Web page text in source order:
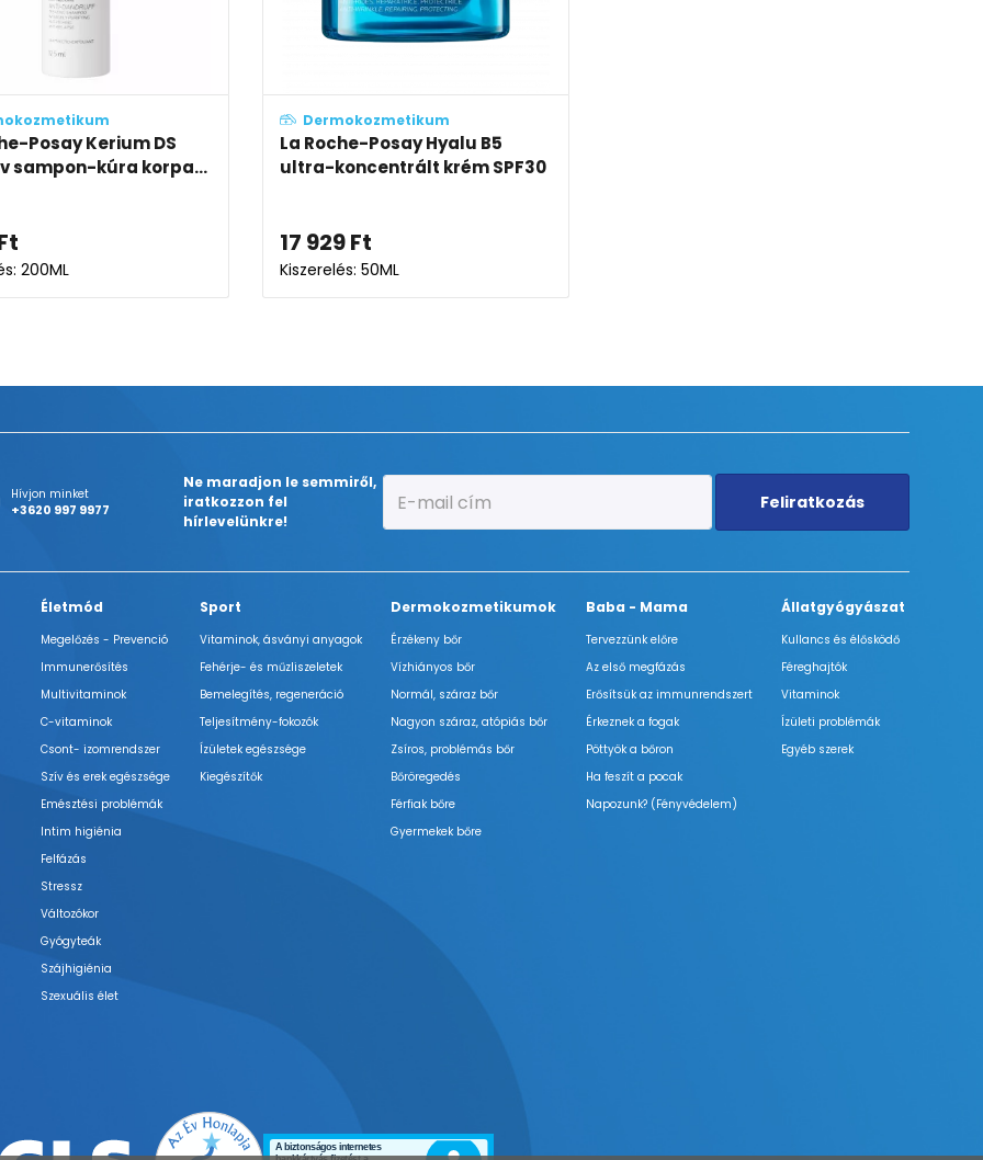
Posay Kerium DS
sampon-kúra korpa...
200ML
Dermokozmetikum
La Roche-Posay Hyalu B5
ultra-koncentrált krém SPF30
17 929Ft
Kiszerelés: 50ML
Hívjon minket
+3620 997 9977
Ne maradjon le semmiről,
iratkozzon fel
hírlevelünkre!
Feliratkozás
Életmód
Megelőzés - Prevenció
Immunerősítés
Multivitaminok
C-vitaminok
Csont- izomrendszer
Szív és erek egészsége
Emésztési problémák
Intim higiénia
Felfázás
Stressz
Változókor
Gyógyteák
Szájhigiénia
Szexuális élet
Sport
Vitaminok, ásványi anyagok
Fehérje- és műzliszeletek
Bemelegítés, regeneráció
Teljesítmény-fokozók
Ízületek egészsége
Kiegészítők
Dermokozmetikumok
Érzékeny bőr
Vízhiányos bőr
Normál, száraz bőr
Nagyon száraz, atópiás bőr
Zsíros, problémás bőr
Bőröregedés
Férfiak bőre
Gyermekek bőre
Baba - Mama
Tervezzünk előre
Az első megfázás
Erősítsük az immunrendszert
Érkeznek a fogak
Pöttyök a bőron
Ha feszít a pocak
Napozunk? (Fényvédelem)
Állatgyógyászat
Kullancs és élősködő
Féreghajtók
Vitaminok
Ízületi problémák
Egyéb szerek